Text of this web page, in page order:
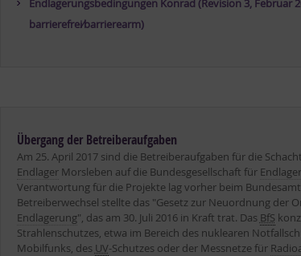
Endlagerungsbedingungen Konrad (Revision 3, Februar
barrierefrei⁄barrierearm)
Übergang der Betreiberaufgaben
Am 25. April 2017 sind die Betreiberaufgaben für die
EndlagerMorsleben auf die Bundesgesellschaft für
Verantwortung für die Projekte lag vorher beim
Betreiberwechsel stellte das "Gesetz zur Neuordnung der
Endlagerung", das am 30. Juli 2016 in Kraft trat. Das BfS
Strahlenschutzes, etwa im Bereich des nuklearen
Mobilfunks, des UV-Schutzes oder der Messnetze für